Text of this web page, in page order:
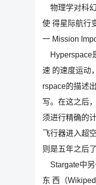
物理学对科
使 得星际航行
一 Mission
Hyperspace
速 的速度运动
rspace的描述
写。在这之后
须进行精确的
飞行器进入超
则是五年之后
Stargate中另
东 西（